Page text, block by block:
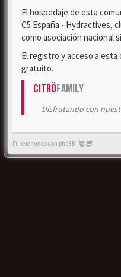
El hospedaje de esta
C5 España - Hydractives,
como asociación nacional
El registro y acceso a
gratuito.
CitröFamily
Disfrutando con
Funcionando con phpBB -